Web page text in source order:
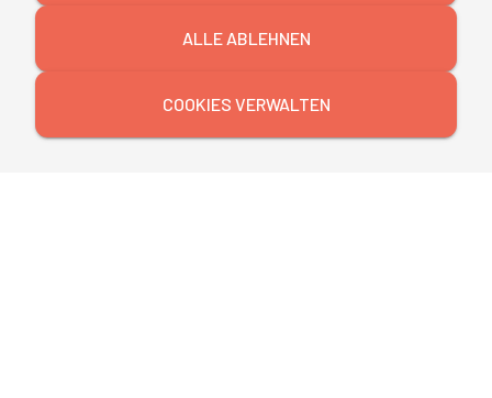
Absolvent des mibeg-Instituts Medien.
ALLE ABLEHNEN
COOKIES VERWALTEN